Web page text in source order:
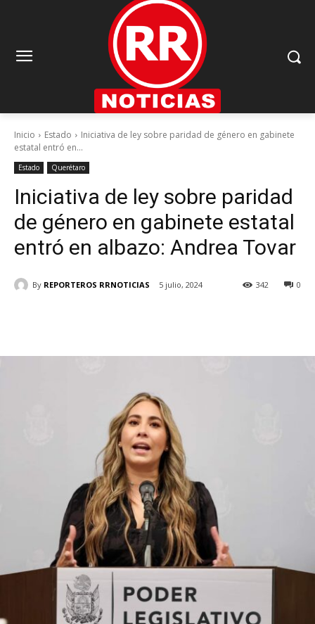
Inicio Estado
Iniciativa de ley sobre paridad de género en gabinete
estatal entró en...
Estado Querétaro
Iniciativa de ley sobre paridad
de género en gabinete estatal
entró en albazo: Andrea Tovar
By REPORTEROS RRNOTICIAS 5 julio, 2024 0
342